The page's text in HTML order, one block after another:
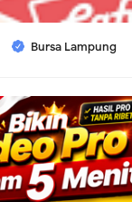
Bursa Lampung